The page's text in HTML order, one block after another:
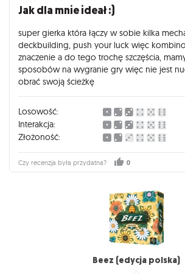
Jak dla mnie ideał :)
super gierka która łączy w sobie kilka
deckbuilding, push your luck więc
znaczenie a do tego trochę szczęścia,
sposobów na wygranie gry więc nie jest
obrać swoją ścieżkę
Losowość:
Interakcja:
Złożoność:
Czy recenzja była przydatna? 0
Beez (edycja polska)